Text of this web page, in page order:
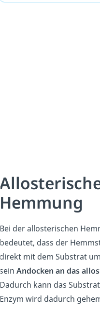
Hemmung
Bei der allosterischen
bedeutet, dass der
direkt mit dem Substrat
sein Andocken an das
Dadurch kann das
Enzym wird dadurch